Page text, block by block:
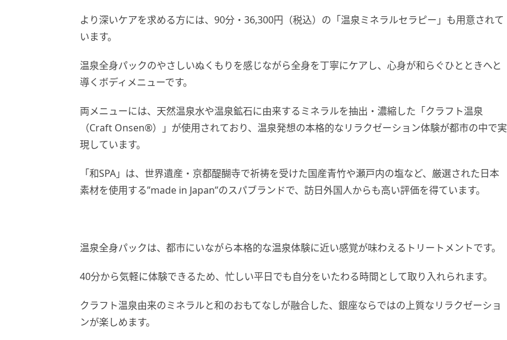
より深いケアを求める方には、90分・36,300円（税込）の「温泉ミネラルセラピー」も用意されて
います。
温泉全身パックのやさしいぬくもりを感じながら全身を丁寧にケアし、心身が和らぐひとときへと
導くボディメニューです。
両メニューには、天然温泉水や温泉鉱石に由来するミネラルを抽出・濃縮した「クラフト温泉
（Craft Onsen®）」が使用されており、温泉発想の本格的なリラクゼーション体験が都市の中で実
現しています。
「和SPA」は、世界遺産・京都醍醐寺で祈祷を受けた国産青竹や瀬戸内の塩など、厳選された日本
素材を使用する”made in Japan”のスパブランドで、訪日外国人からも高い評価を得ています。
温泉全身パックは、都市にいながら本格的な温泉体験に近い感覚が味わえるトリートメントです。
40分から気軽に体験できるため、忙しい平日でも自分をいたわる時間として取り入れられます。
クラフト温泉由来のミネラルと和のおもてなしが融合した、銀座ならではの上質なリラクゼーショ
ンが楽しめます。